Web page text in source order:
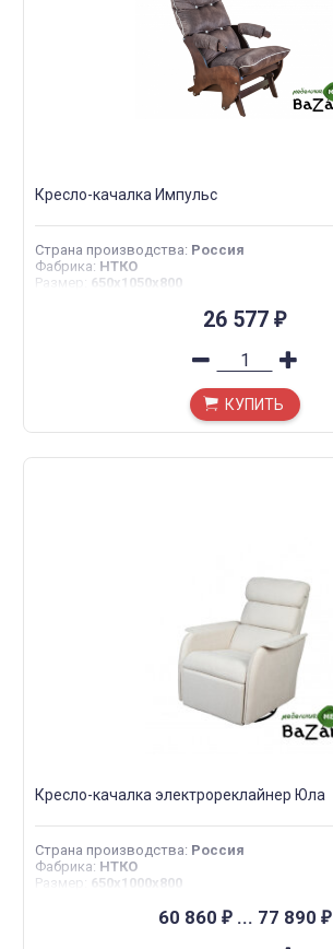
Кресло-качалка Импульс
Страна производства: Россия
Фабрика: НТКО
Размер : 650x1050x800
26 577 ₽
КУПИТЬ
Кресло-качалка электрореклайнер Юла
Страна производства: Россия
Фабрика: НТКО
Размер : 650x1000x800
60 860 ₽... 77 890 ₽